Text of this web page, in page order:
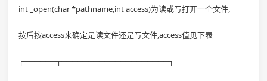
int _open(char *pathname,int access)为读或写打开一个文件,
按后按access来确定是读文件还是写文件,access值见下表
┌──────┬────────────────────┐